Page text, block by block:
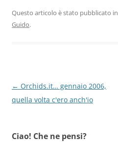
Questo articolo è stato pubblicato in
Guido.
Navigazione
articolo
← Orchids.it… gennaio 2006,
quella volta c'ero anch'io
Ciao! Che ne pensi?